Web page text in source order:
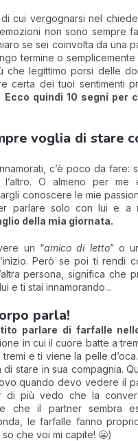
di cui vergognarsi nel
non sono sempre
se sei coinvolta da una
termine o semplicemente
che legittimo porsi delle
certa dei tuoi sentimenti
Ecco quindi 10 segni per
voglia di stare
c’è poco da fare:
O almeno per me
conoscere le mie
parlare solo con lui e a
della mia giornata.
un “amico di letto” o
Però se poi ti rendi
persona, significa che
e ti stai innamorando...
parla!
parlare di farfalle
in cui il cuore batte a
e ti viene la pelle
di stare in sua compagnia.
quando devo vedere il
di più vedo che la
che il partner sembra
le farfalle fanno
, so che voi mi capite! 😬)